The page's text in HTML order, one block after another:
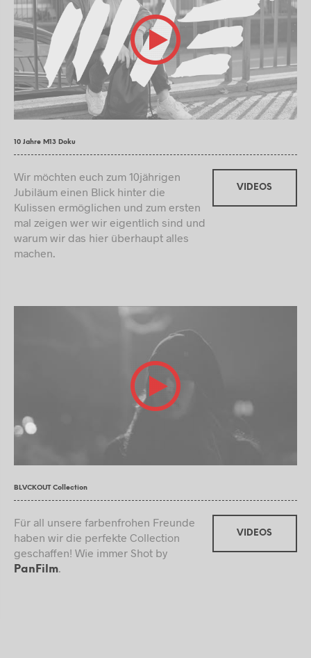
10 Jahre M13 Doku
Wir möchten euch zum 10jährigen
Jubiläum einen Blick hinter die
Kulissen ermöglichen und zum ersten
mal zeigen wer wir eigentlich sind und
warum wir das hier überhaupt alles
machen.
VIDEOS
BLVCKOUT Collection
Für all unsere farbenfrohen Freunde
haben wir die perfekte Collection
geschaffen! Wie immer Shot by
PanFilm.
VIDEOS